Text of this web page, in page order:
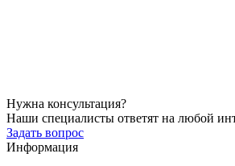
Нужна консультация?
Наши специалисты ответят на любой
Задать вопрос
Информация